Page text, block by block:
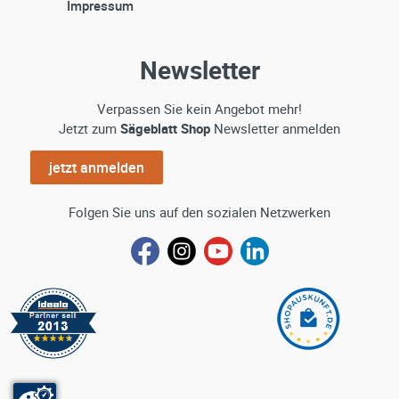
Impressum
Newsletter
Verpassen Sie kein Angebot mehr!
Jetzt zum Sägeblatt Shop Newsletter anmelden
jetzt anmelden
Folgen Sie uns auf den sozialen Netzwerken